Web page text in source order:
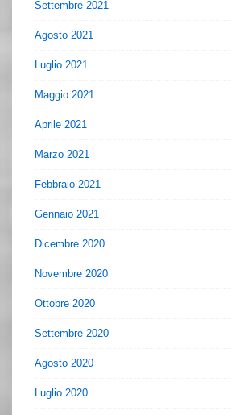
Settembre 2021
Agosto 2021
Luglio 2021
Maggio 2021
Aprile 2021
Marzo 2021
Febbraio 2021
Gennaio 2021
Dicembre 2020
Novembre 2020
Ottobre 2020
Settembre 2020
Agosto 2020
Luglio 2020